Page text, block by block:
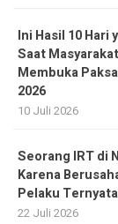
Ini Hasil 10 Hari
Saat
Membuka
2026
10 Juli 2026
Seorang IRT di
Karena
Pelaku
22 Juli 2026